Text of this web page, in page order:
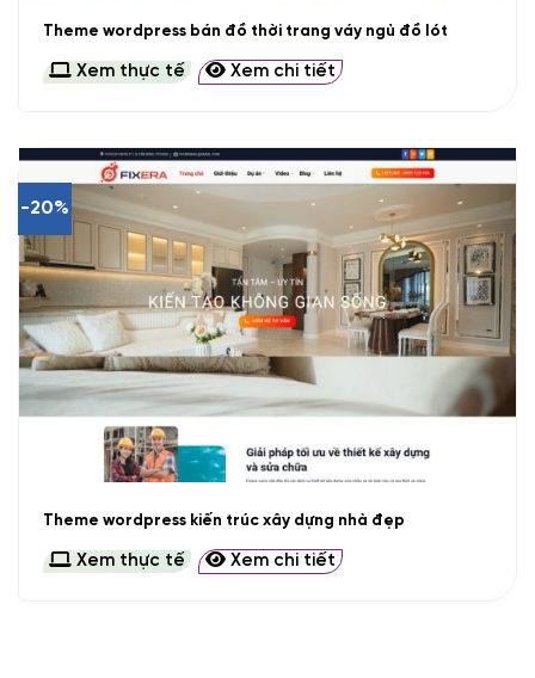
Theme wordpress bán đồ thời trang váy ngủ đồ lót
Xem thực tế Xem chi tiết
-20%
Theme wordpress kiến trúc xây dựng nhà đẹp
Xem thực tế Xem chi tiết